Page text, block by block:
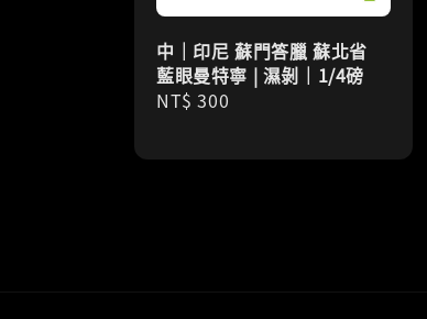
中｜印尼 蘇門答臘 蘇北省
藍眼曼特寧 | 濕剝｜1/4磅
Regular
NT$ 300